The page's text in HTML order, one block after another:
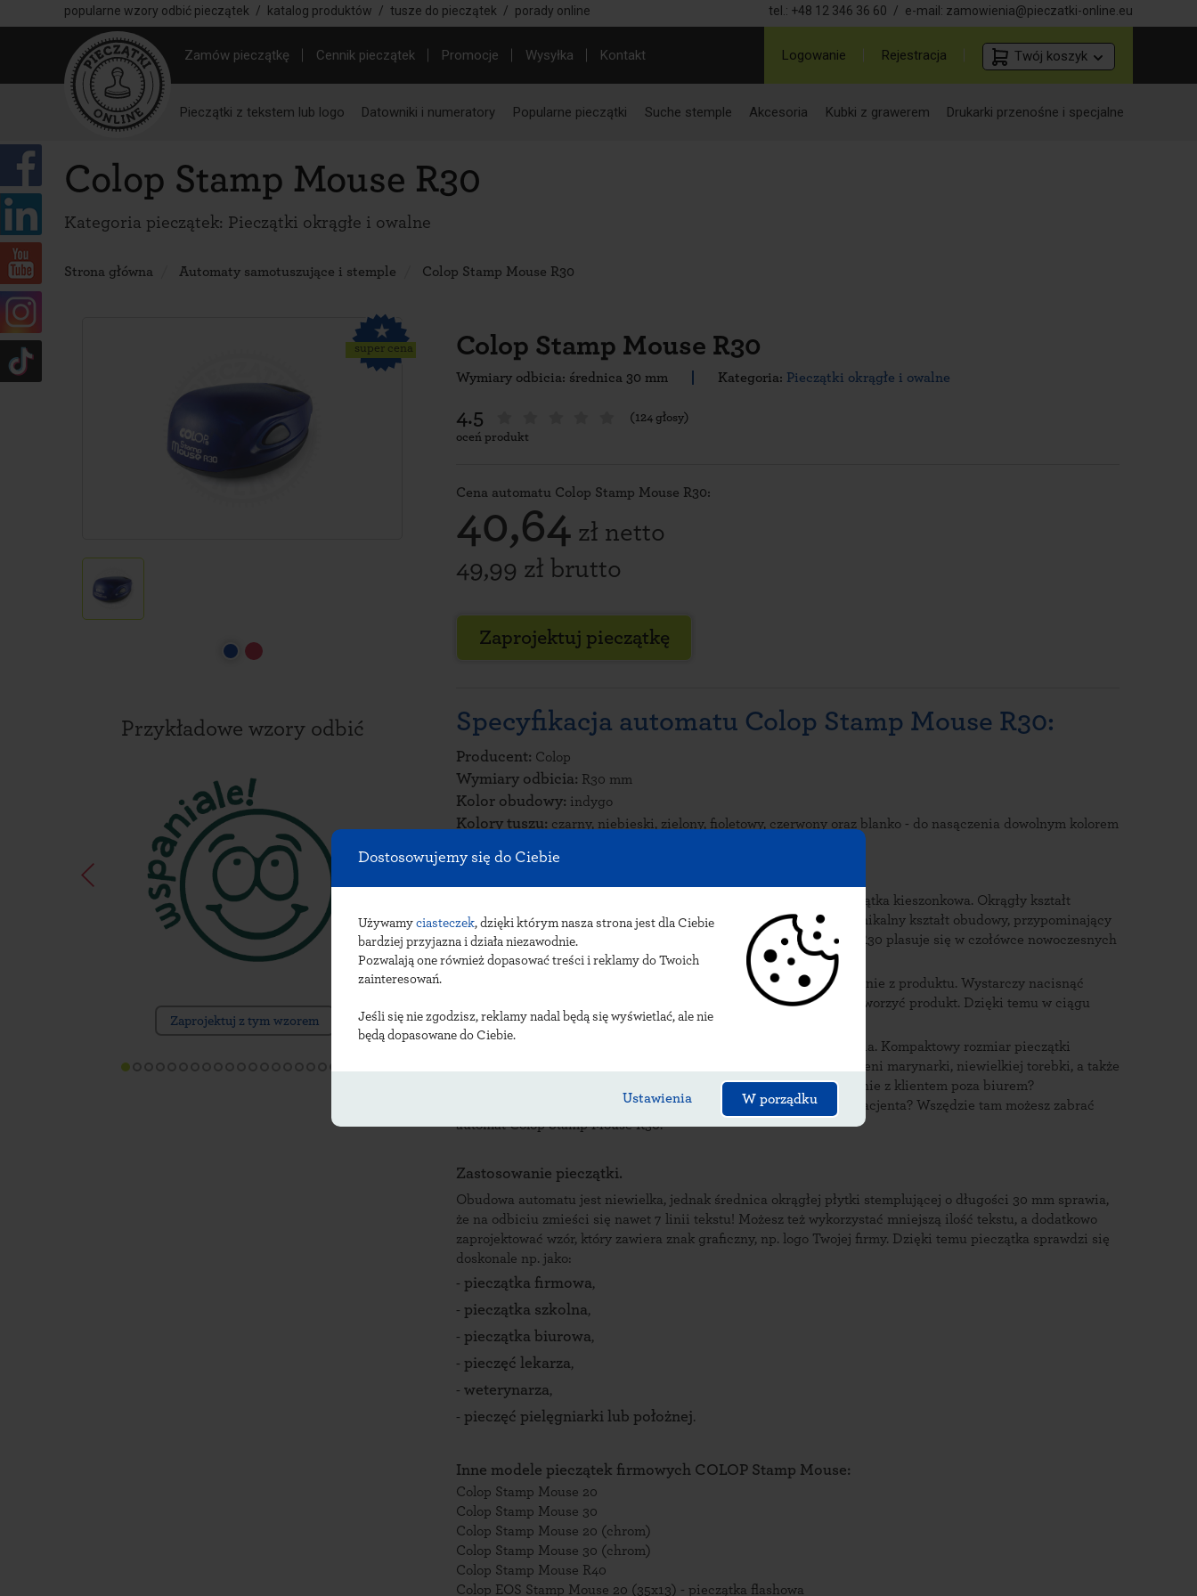
Dostosowujemy się do Ciebie
Używamy ciasteczek, dzięki którym nasza strona jest dla Ciebie
bardziej przyjazna i działa niezawodnie.
Pozwalają one również dopasować treści i reklamy do Twoich
zainteresowań.
Jeśli się nie zgodzisz, reklamy nadal będą się wyświetlać, ale nie
będą dopasowane do Ciebie.
Ustawienia W porządku
popularne wzory odbić pieczątek / katalog produktów / tusze do pieczątek / porady online tel.: +48 12 346 36 60 / e-mail: zamowienia@pieczatki-online.eu
Logowanie Rejestracja Twój koszyk
Zamów pieczątkę Cennik pieczątek Promocje Wysyłka Kontakt
Pieczątki z tekstem lub logo Datowniki i numeratory Popularne pieczątki Suche stemple Akcesoria Kubki z grawerem Drukarki przenośne i specjalne
Colop Stamp Mouse R30
Kategoria pieczątek: Pieczątki okrągłe i owalne
Strona główna Automaty samotuszujące i stemple Colop Stamp Mouse R30
super cena
Przykładowe wzory odbić
Zaprojektuj z tym wzorem
Colop Stamp Mouse R30
Wymiary odbicia: średnica 30 mm Kategoria: Pieczątki okrągłe i owalne
4.5
(124 głosy)
oceń produkt
Cena automatu Colop Stamp Mouse R30:
40,64 zł netto
49,99 zł brutto
Zaprojektuj pieczątkę
Specyfikacja automatu Colop Stamp Mouse R30:
Producent: Colop
Wymiary odbicia: R30 mm
Kolor obudowy: indygo
Kolory tuszu: czarny, niebieski, zielony, fioletowy, czerwony oraz blanko - do nasączenia dowolnym kolorem
Automat Colop Stamp Mouse R30 to jedyna w swoim rodzaju pieczątka kieszonkowa. Okrągły kształt
odbicia, niewielki rozmiar produktu, pięć wyjątkowych kolorów i unikalny kształt obudowy, przypominający
mysz komputerową – wszystko to sprawia, że Colop Stamp Mouse R30 plasuje się w czołówce nowoczesnych
stempli kieszonkowych.
Automatyczne otwarcie urządzenia zdecydowanie ułatwia korzystanie z produktu. Wystarczy nacisnąć
guziki znajdujące się po bokach obudowy, żeby uwolnić klapkę i otworzyć produkt. Dzięki temu w ciągu
zaledwie kilku sekund możesz postawić wyraźny stempel.
Opływowy kształt i niewielki rozmiar podnoszą komfort użytkowania. Kompaktowy rozmiar pieczątki
sprawia, że możesz mieć ją zawsze przy sobie. Zmieści się do kieszeni marynarki, niewielkiej torebki, a także
może być doczepiona do kluczy czy zawieszona na smyczy. Spotkanie z klientem poza biurem?
Podpisywanie dokumentów na placu budowy? Wizyta domowa u pacjenta? Wszędzie tam możesz zabrać
automat Colop Stamp Mouse R30.
Zastosowanie pieczątki.
Obudowa automatu jest niewielka, jednak średnica okrągłej płytki stemplującej o długości 30 mm sprawia,
że na odbiciu zmieści się nawet 7 linii tekstu! Możesz też wykorzystać mniejszą ilość tekstu, a dodatkowo
zaprojektować wzór, który zawiera znak graficzny, np. logo Twojej firmy. Dzięki temu pieczątka sprawdzi się
doskonale np. jako:
- pieczątka firmowa,
- pieczątka szkolna,
- pieczątka biurowa,
- pieczęć lekarza,
- weterynarza,
- pieczęć pielęgniarki lub położnej.
Inne modele pieczątek firmowych COLOP Stamp Mouse:
Colop Stamp Mouse 20
Colop Stamp Mouse 30
Colop Stamp Mouse 20 (chrom)
Colop Stamp Mouse 30 (chrom)
Colop Stamp Mouse R40
Colop EOS Stamp Mouse 20 (35x13) - pieczątka flashowa